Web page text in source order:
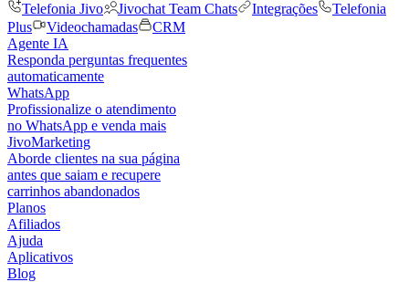
Telefonia Jivo
Jivochat Team Chats Integrações
Telefonia
Plus
Videochamadas
CRM
Agente IA
Responda perguntas frequentes
automaticamente
WhatsApp
Profissionalize o atendimento
no WhatsApp e venda mais
JivoMarketing
Aborde clientes na sua página
antes que saiam e recupere
carrinhos abandonados
Planos
Afiliados
Ajuda
Aplicativos
Blog